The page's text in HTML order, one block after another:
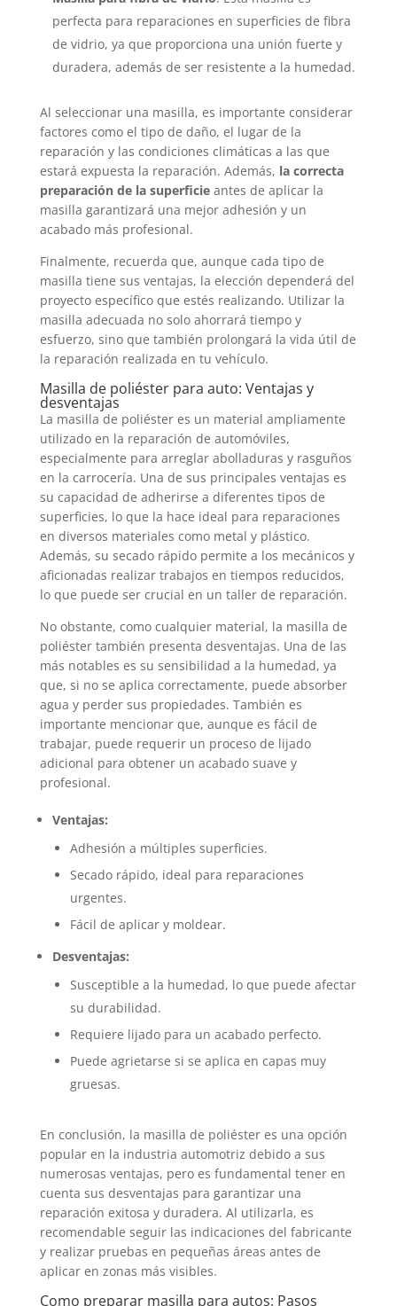
perfecta para reparaciones en superficies de fibra
de vidrio, ya que proporciona una unión fuerte y
duradera, además de ser resistente a la humedad.
Al seleccionar una masilla, es importante considerar
factores como el tipo de daño, el lugar de la
reparación y las condiciones climáticas a las que
estará expuesta la reparación. Además, la correcta
preparación de la superficieantes de aplicar la
masilla garantizará una mejor adhesión y un
acabado más profesional.
Finalmente, recuerda que, aunque cada tipo de
masilla tiene sus ventajas, la elección dependerá del
proyecto específico que estés realizando. Utilizar la
masilla adecuada no solo ahorrará tiempo y
esfuerzo, sino que también prolongará la vida útil de
la reparación realizada en tu vehículo.
Masilla de poliéster para auto: Ventajas y
desventajas
La masilla de poliéster es un material ampliamente
utilizado en la reparación de automóviles,
especialmente para arreglar abolladuras y rasguños
en la carrocería. Una de sus principales ventajas es
su capacidad de adherirse a diferentes tipos de
superficies, lo que la hace ideal para reparaciones
en diversos materiales como metal y plástico.
Además, su secado rápido permite a los mecánicos y
aficionadas realizar trabajos en tiempos reducidos,
lo que puede ser crucial en un taller de reparación.
No obstante, como cualquier material, la masilla de
poliéster también presenta desventajas. Una de las
más notables es su sensibilidad a la humedad, ya
que, si no se aplica correctamente, puede absorber
agua y perder sus propiedades. También es
importante mencionar que, aunque es fácil de
trabajar, puede requerir un proceso de lijado
adicional para obtener un acabado suave y
profesional.
Ventajas:
Adhesión a múltiples superficies.
Secado rápido, ideal para reparaciones
urgentes.
Fácil de aplicar y moldear.
Desventajas:
Susceptible a la humedad, lo que puede afectar
su durabilidad.
Requiere lijado para un acabado perfecto.
Puede agrietarse si se aplica en capas muy
gruesas.
En conclusión, la masilla de poliéster es una opción
popular en la industria automotriz debido a sus
numerosas ventajas, pero es fundamental tener en
cuenta sus desventajas para garantizar una
reparación exitosa y duradera. Al utilizarla, es
recomendable seguir las indicaciones del fabricante
y realizar pruebas en pequeñas áreas antes de
aplicar en zonas más visibles.
Como preparar masilla para autos: Pasos